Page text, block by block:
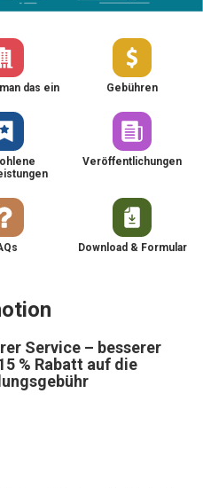
das ein Gebühren
Veröffentlichungen
Download & Formular
Service – besserer
% Rabatt auf die